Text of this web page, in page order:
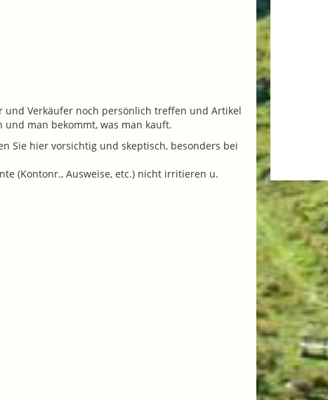
und Verkäufer noch persönlich treffen und Artikel
man bekommt, was man kauft.
Sie hier vorsichtig und skeptisch, besonders bei
(Kontonr., Ausweise, etc.) nicht irritieren u.